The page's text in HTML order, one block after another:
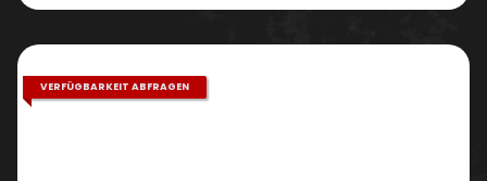
VERFÜGBARKEIT ABFRAGEN